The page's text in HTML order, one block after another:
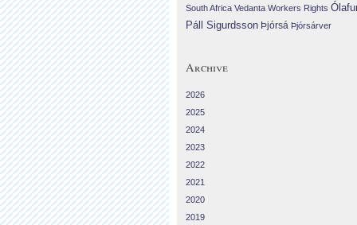
South Africa Vedanta Workers Rights
Páll Sigurdsson Þjórsá Þjórsárver
Archive
2026
2025
2024
2023
2022
2021
2020
2019